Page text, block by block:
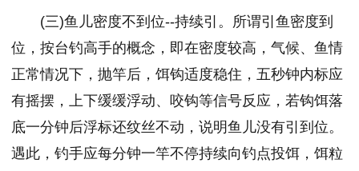
(三)鱼儿密度不到位--持续引。所谓引鱼密度到
位，按台钓高手的概念，即在密度较高，气候、鱼情
正常情况下，抛竿后，饵钩适度稳住，五秒钟内标应
有摇摆，上下缓缓浮动、咬钩等信号反应，若钩饵落
底一分钟后浮标还纹丝不动，说明鱼儿没有引到位。
遇此，钓手应每分钟一竿不停持续向钓点投饵，饵粒